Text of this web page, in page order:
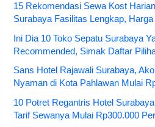
15 Rekomendasi Sewa Kost
Surabaya Fasilitas Lengkap,
Ini Dia 10 Toko Sepatu Surabaya
Recommended, Simak Daftar
Sans Hotel Rajawali Surabaya,
Nyaman di Kota Pahlawan Mulai
10 Potret Regantris Hotel
Tarif Sewanya Mulai Rp300.000